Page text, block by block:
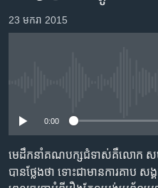
រំលង​
សម្ព័ន្ធ​
និង​
ចូល​
ព្រឹត្តិការណ៍ព័ត៌មាន
Khmer English
បណ្តាញ​សង្គម
23 មករា 2015
0:00
មេដឹកនាំ​គណបក្ស​ជំទាស់​គឺលោក​ ស
បានថ្លែង​ថា ទោះជា​មាន​ការ​គាប សង្